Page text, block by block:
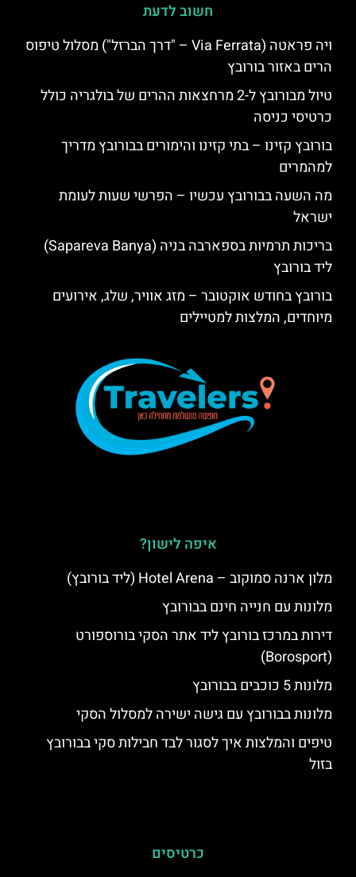
חשוב לדעת
ויה פראטה (Via Ferrata – "דרך הברזל") מסלול טיפוס
הרים באזור בורובץ
טיול מבורובץ ל-2 מרחצאות ההרים של בולגריה כולל
כרטיסי כניסה
בורובץ קזינו – בתי קזינו והימורים בבורובץ מדריך
למהמרים
מה השעה בבורובץ עכשיו – הפרשי שעות לעומת
ישראל
בריכות תרמיות בספארבה בניה (Sapareva Banya)
ליד בורובץ
בורובץ בחודש אוקטובר – מזג אוויר, שלג, אירועים
מיוחדים, המלצות למטיילים
איפה לישון?
מלון ארנה סמוקוב – Hotel Arena (ליד בורובץ)
מלונות עם חנייה חינם בבורובץ
דירות במרכז בורובץ ליד אתר הסקי בורוספורט
(Borosport)
מלונות 5 כוכבים בבורובץ
מלונות בבורובץ עם גישה ישירה למסלול הסקי
טיפים והמלצות איך לסגור לבד חבילות סקי בבורובץ
בזול
כרטיסים